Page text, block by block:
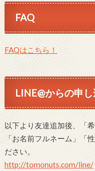
FAQ
FAQはこちら！
LINE@からの申
以下より友達追加後、「
「お名前フルネーム」「
ださい。
http://tomonuts.com/line/